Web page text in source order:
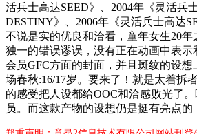
活兵士高达SEED》、2004年《灵活兵
DESTINY》、2006年《灵活兵士高达
不说是实的优良和洽看，童年女生20
独一的错误谬误，没有正在动画中表示
会员GFC方面的封面，并且斑纹的设
场春秋:16/17岁。要来了！就是太着拆
的感受把人设都给OOC和洽感败光了
员。而这款产物的设想仍是挺有亮点的